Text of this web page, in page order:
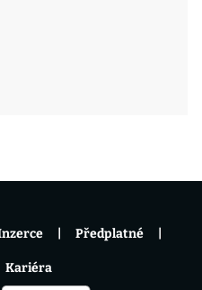
Předplatné
Kariéra